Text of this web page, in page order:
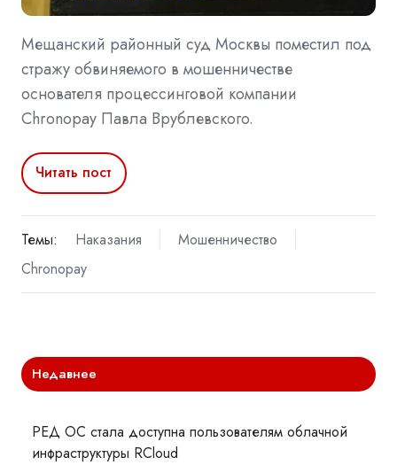
Мещанский районный суд Москвы поместил под
стражу обвиняемого в мошенничестве
основателя процессинговой компании
Chronopay Павла Врублевского.
Читать пост
Темы: Наказания
Мошенничество
Chronopay
Недавнее
РЕД ОС стала доступна пользователям облачной
инфраструктуры RCloud